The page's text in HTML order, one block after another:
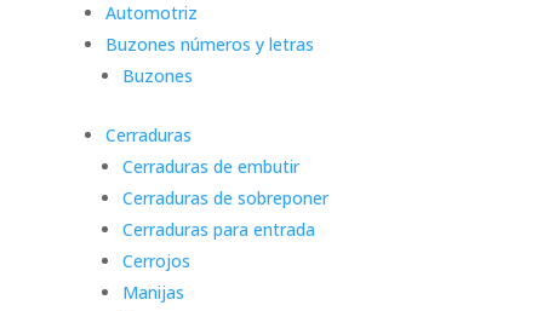
Automotriz
Buzones números y letras
Buzones
Cerraduras
Cerraduras de embutir
Cerraduras de sobreponer
Cerraduras para entrada
Cerrojos
Manijas